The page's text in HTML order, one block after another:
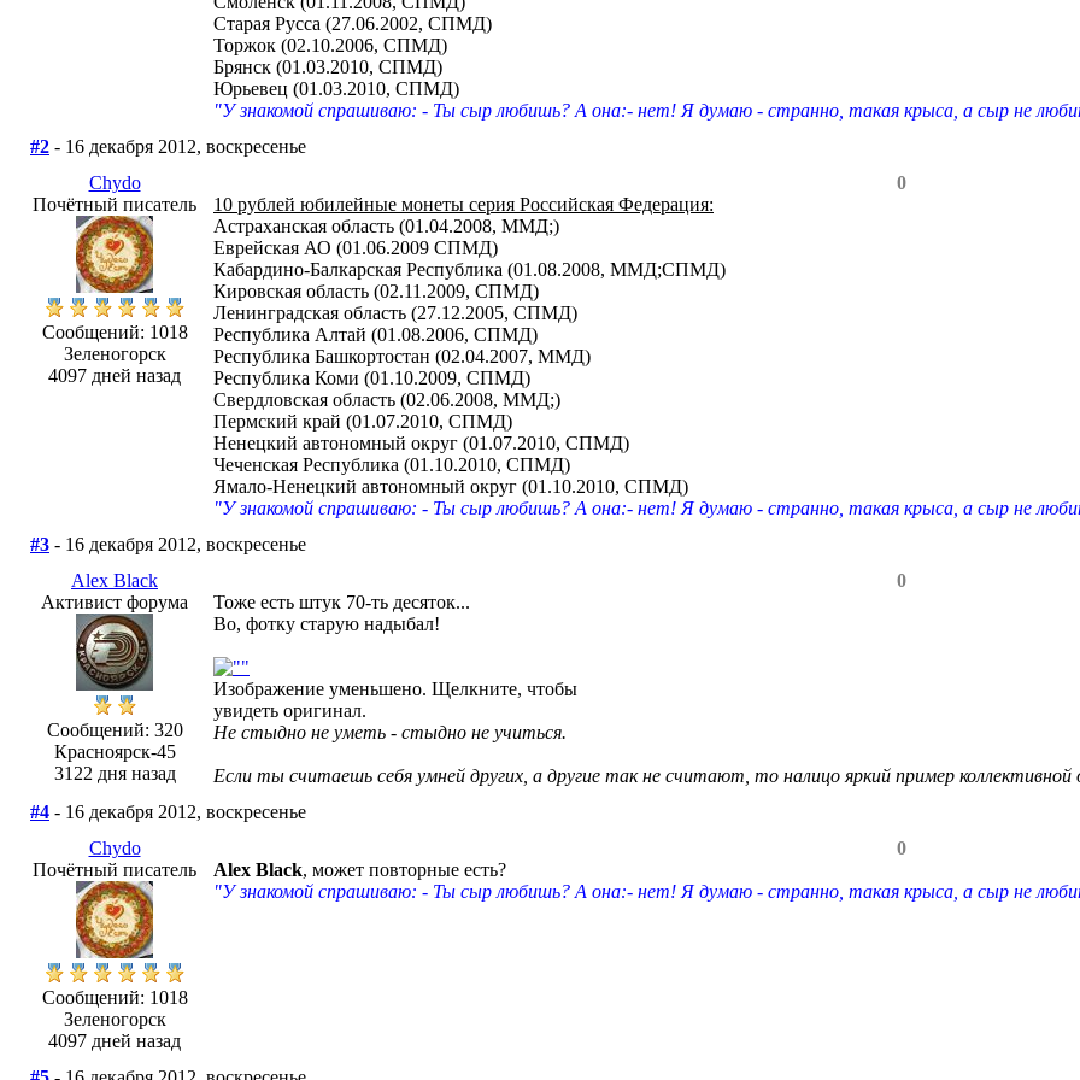
Старая Русса (27.06.2002, СПМД)
Торжок (02.10.2006, СПМД)
Брянск (01.03.2010, СПМД)
Юрьевец (01.03.2010, СПМД)
"У знакомой спрашиваю: - Ты сыр любишь? А она:- нет! Я думаю - странно, такая крыса, а сыр не
#2 - 16 декабря 2012, воскресенье
Chydo
Почётный писатель
Сообщений: 1018
Зеленогорск
4097 дней назад
0
10 рублей юбилейные монеты серия Российская Федерация:
Астраханская область (01.04.2008, ММД;)
Еврейская АО (01.06.2009 СПМД)
Кабардино-Балкарская Республика (01.08.2008, ММД;СПМД)
Кировская область (02.11.2009, СПМД)
Ленинградская область (27.12.2005, СПМД)
Республика Алтай (01.08.2006, СПМД)
Республика Башкортостан (02.04.2007, ММД)
Республика Коми (01.10.2009, СПМД)
Свердловская область (02.06.2008, ММД;)
Пермский край (01.07.2010, СПМД)
Ненецкий автономный округ (01.07.2010, СПМД)
Чеченская Республика (01.10.2010, СПМД)
Ямало-Ненецкий автономный округ (01.10.2010, СПМД)
"У знакомой спрашиваю: - Ты сыр любишь? А она:- нет! Я думаю - странно, такая крыса, а сыр не
#3 - 16 декабря 2012, воскресенье
Alex Black
Активист форума
Сообщений: 320
Красноярск-45
3122 дня назад
0
Тоже есть штук 70-ть десяток...
Во, фотку старую надыбал!
Изображение уменьшено. Щелкните, чтобы
увидеть оригинал.
Не стыдно не уметь - стыдно не учиться.
Если ты считаешь себя умней других, а другие так не считают, то налицо яркий пример коллективной
#4 - 16 декабря 2012, воскресенье
Chydo
Почётный писатель
Сообщений: 1018
Зеленогорск
4097 дней назад
0
Alex Black, может повторные есть?
"У знакомой спрашиваю: - Ты сыр любишь? А она:- нет! Я думаю - странно, такая крыса, а сыр не